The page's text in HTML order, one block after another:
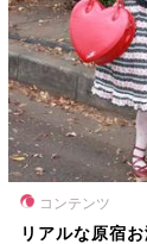
コンテンツ
リアルな原宿